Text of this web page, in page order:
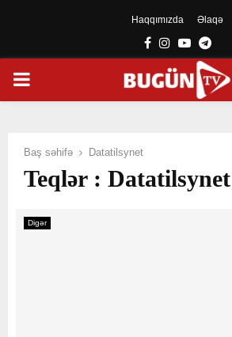
Haqqımızda Əlaqə
Facebook
Instagram
Youtube
PRIMARY
Baş səhifə Datatilsynet
Teqlər : Datatilsynet
Digər